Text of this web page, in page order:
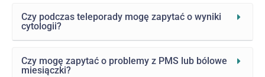
Czy podczas teleporady mogę zapytać o wyniki
cytologii?
Czy mogę zapytać o problemy z PMS lub bólowe
miesiączki?